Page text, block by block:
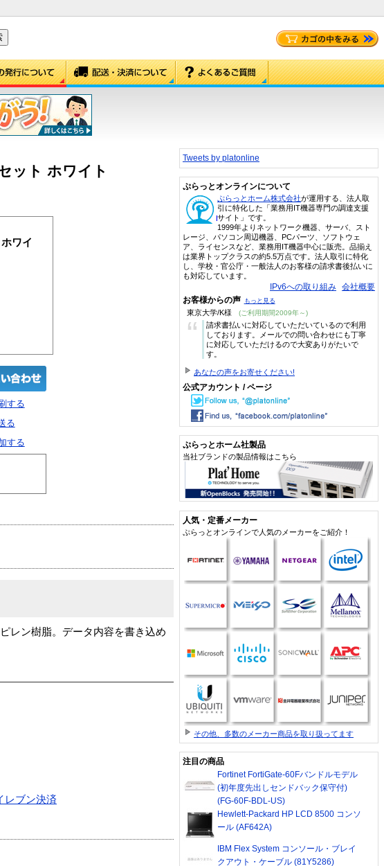
ット ホワイト
ワイ
する
る
する
レン樹脂。データ内容を書き込め
レブン決済
Tweets by platonline
ぷらっとオンラインについて
ぷらっとホーム株式会社が運用する、法人取
引に特化した「業務用IT機器専門の調達支援
サイト」です。
1999年よりネットワーク機器、サーバ、スト
レージ、パソコン周辺機器、PCパーツ、ソフトウェ
ア、ライセンスなど、業務用IT機器中心に販売。品揃え
は業界トップクラスの約5.5万点です。法人取引に特化
し、学校・官公庁・一般法人のお客様の請求書後払いに
も対応しています。
IPv6への取り組み 会社概要
お客様からの声 もっと見る
東京大学/K様 (ご利用期間2009年～)
“
請求書払いに対応していただいているので利用
しております。メールでの問い合わせにも丁寧
に対応していただけるので大変ありがたいで
す。
あなたの声をお寄せください!
公式アカウント / ページ
ぷらっとホーム社製品
当社ブランドの製品情報はこちら
人気・定番メーカー
ぷらっとオンラインで人気のメーカーをご紹介！
その他、多数のメーカー商品を取り扱ってます
注目の商品
Fortinet FortiGate-60Fバンドルモデル
(初年度先出しセンドバック保守付)
(FG-60F-BDL-US)
Hewlett-Packard HP LCD 8500 コンソ
ール (AF642A)
IBM Flex System コンソール・ブレイ
クアウト・ケーブル (81Y5286)